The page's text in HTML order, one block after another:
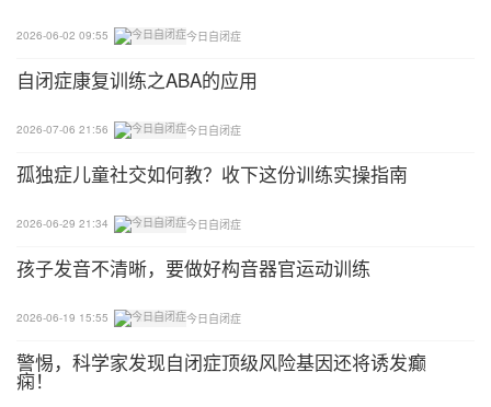
2026-06-02 09:55 今日自闭症
自闭症康复训练之ABA的应用
2026-07-06 21:56 今日自闭症
孤独症儿童社交如何教？收下这份训练实操指南
2026-06-29 21:34 今日自闭症
孩子发音不清晰，要做好构音器官运动训练
2026-06-19 15:55 今日自闭症
警惕，科学家发现自闭症顶级风险基因还将诱发癫
痫！